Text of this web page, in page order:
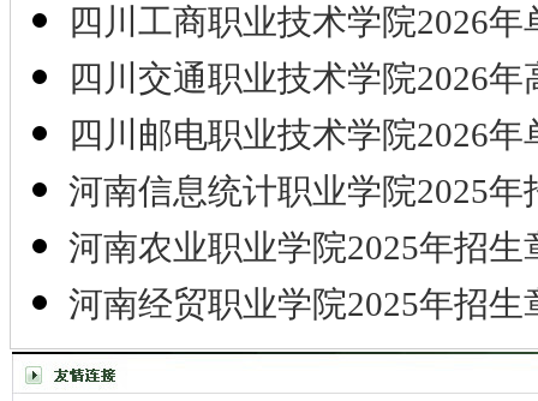
四川工商职业技术学院2026年
四川交通职业技术学院2026年
四川邮电职业技术学院2026年
河南信息统计职业学院2025年
河南农业职业学院2025年招生
河南经贸职业学院2025年招生